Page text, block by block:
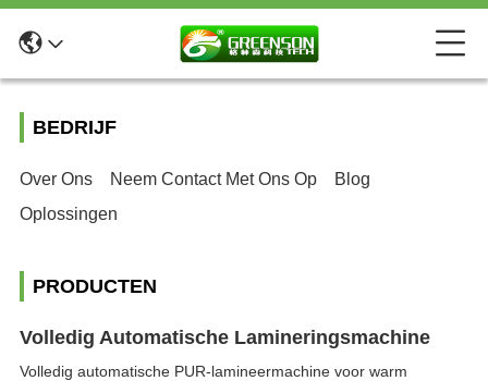
BEDRIJF
Over Ons Neem Contact Met Ons Op
Blog
Oplossingen
PRODUCTEN
Volledig Automatische Lamineringsmachine
Volledig automatische PUR-lamineermachine voor warm